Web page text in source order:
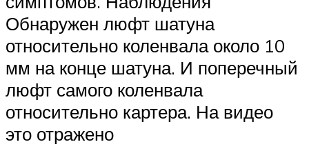
Обнаружен люфт шатуна
относительно коленвала около 10
мм на конце шатуна. И поперечный
люфт самого коленвала
относительно картера. На видео
это отражено